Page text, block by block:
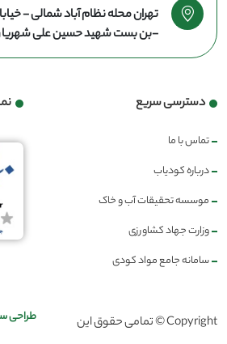
تهران محله نظام آباد شمالی -
-بن بست شهید حسین علی
دسترسی سریع
تماس با ما
درباره کودیاب
موسسه تحقیقات آب و خاک
وزارت جهاد کشاورزی
سامانه جامع مواد کودی
Copyright © تمامی حقوق این
طراحی